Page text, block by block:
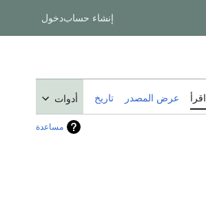
إنشاء حسابدخول
اقرأ عرض المصدر تاريخ أدوات
مساعدة